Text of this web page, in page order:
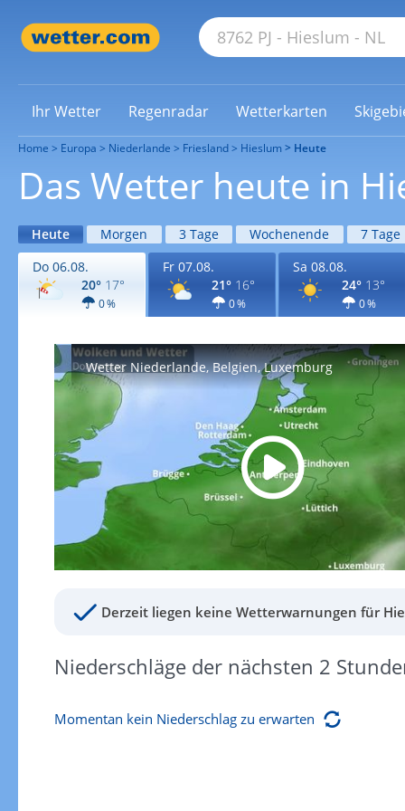
Ihr Wetter Regenradar Wetterkarten
Home Europa Niederlande Friesland Hieslum Heute
Das Wetter heute in
Heute Morgen 3 Tage Wochenende 7 Tage
Do 06.08.
20° 17°
0 %
Fr 07.08.
21° 16°
0 %
Sa 08.08.
24° 13°
0 %
Wetter Niederlande, Belgien, Luxemburg
Derzeit liegen keine Wetterwarnungen für
Niederschläge der nächsten 2
Momentan kein Niederschlag zu erwarten